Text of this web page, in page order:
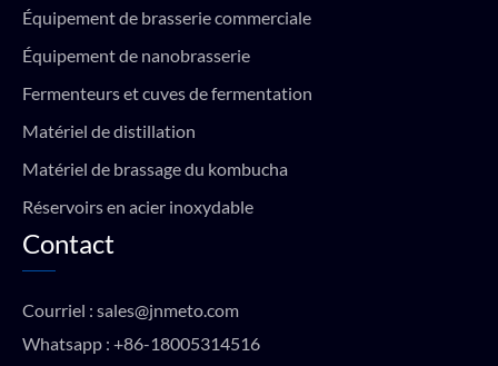
Équipement de brasserie commerciale
Équipement de nanobrasserie
Fermenteurs et cuves de fermentation
Matériel de distillation
Matériel de brassage du kombucha
Réservoirs en acier inoxydable
Contact
Courriel : sales@jnmeto.com
Whatsapp : +86-18005314516